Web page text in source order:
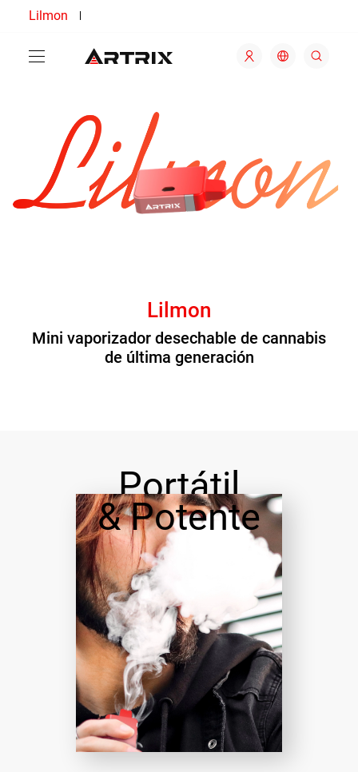
Lilmon
Lilmon
Mini vaporizador desechable de cannabis
de última generación
Portátil
& Potente